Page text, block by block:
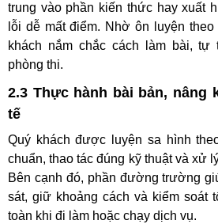
trung vào phần kiến thức hay xuất
lỗi dễ mất điểm. Nhờ ôn luyện
khách nắm chắc cách làm bài,
phòng thi.
2.3 Thực hành bài bản, nâng
tế
Quý khách được luyện sa hình
chuẩn, thao tác đúng kỹ thuật và xử
Bên cạnh đó, phần đường trường
sát, giữ khoảng cách và kiểm soát
toàn khi đi làm hoặc chạy dịch vụ.